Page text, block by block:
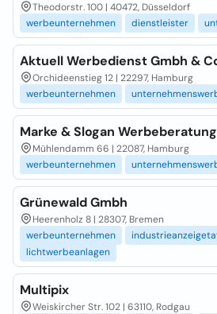
Theodorstr. 100 | 40472, Düsseldorf
werbeunternehmen
dienstleister
Aktuell Werbedienst Gmbh &
Orchideenstieg 12 | 22297, Hamburg
werbeunternehmen
Marke & Slogan
Mühlendamm 66 | 22087, Hamburg
werbeunternehmen
Grünewald Gmbh
Heerenholz 8 | 28307, Bremen
werbeunternehmen
lichtwerbeanlagen
Multipix
Weiskircher Str. 102 | 63110, Rodgau